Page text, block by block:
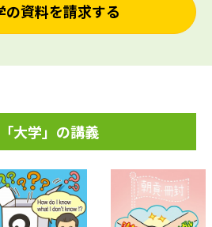
の資料を請求する
大学」の講義